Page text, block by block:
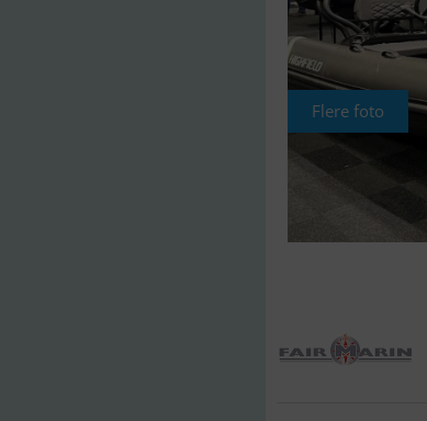
Flere foto